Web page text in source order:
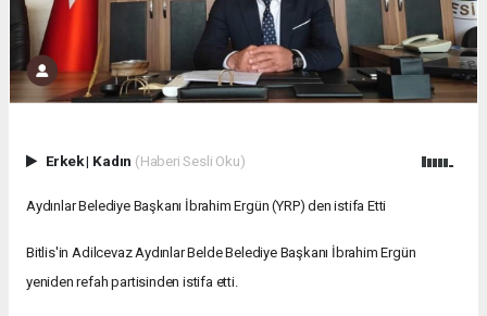
Erkek| Kadın (Haberi Sesli Oku)
Aydınlar Belediye Başkanı İbrahim Ergün (YRP) den istifa Etti
Bitlis'in Adilcevaz Aydınlar Belde Belediye Başkanı İbrahim Ergün
yeniden refah partisinden istifa etti.